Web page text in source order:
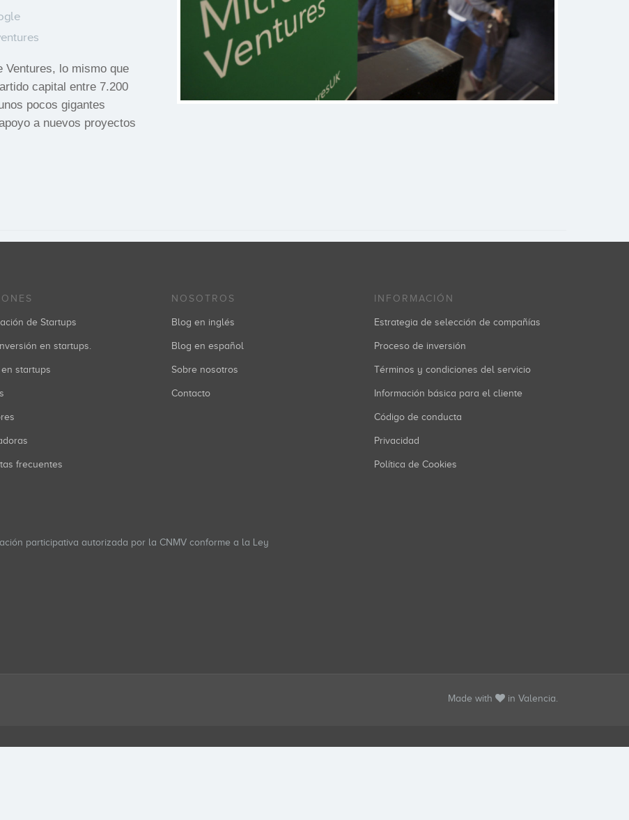
Ventures, lo mismo que
capital entre 7.200
pocos gigantes
a nuevos proyectos
de Startups
en startups.
en startups
frecuentes
NOSOTROS
Blog en inglés
Blog en español
Sobre nosotros
Contacto
INFORMACIÓN
Estrategia de selección de compañías
Proceso de inversión
Términos y condiciones del servicio
Información básica para el cliente
Código de conducta
Privacidad
Política de Cookies
participativa autorizada por la CNMV conforme a la Ley
Made with in Valencia.